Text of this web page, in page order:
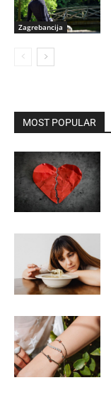
Zagrebancija
MOST POPULAR